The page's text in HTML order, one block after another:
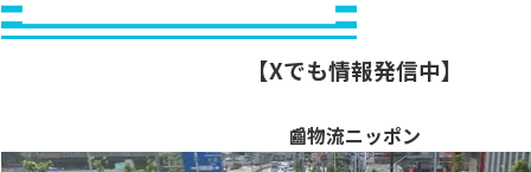
【Xでも情報発信中】
📰物流ニッポン